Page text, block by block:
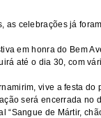
as celebrações já
em honra do Bem
até o dia 30, com
vive a festa
será encerrada no
“Sangue de Mártir,